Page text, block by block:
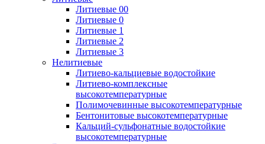
Литиевые 00
Литиевые 0
Литиевые 1
Литиевые 2
Литиевые 3
Нелитиевые
Литиево-кальциевые водостойкие
Литиево-комплексные
высокотемпературные
Полимочевинные высокотемпературные
Бентонитовые высокотемпературные
Кальций-сульфонатные водостойкие
высокотемпературные